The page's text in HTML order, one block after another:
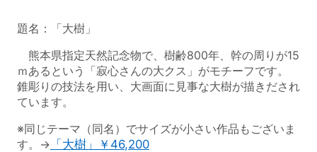
題名：「大樹」
熊本県指定天然記念物で、樹齢800年、幹の周りが15
ｍあるという「寂心さんの大クス」がモチーフです。
錐彫りの技法を用い、大画面に見事な大樹が描きだされ
ています。
※同じテーマ（同名）でサイズが小さい作品もございま
す。→ 「大樹」￥46,200